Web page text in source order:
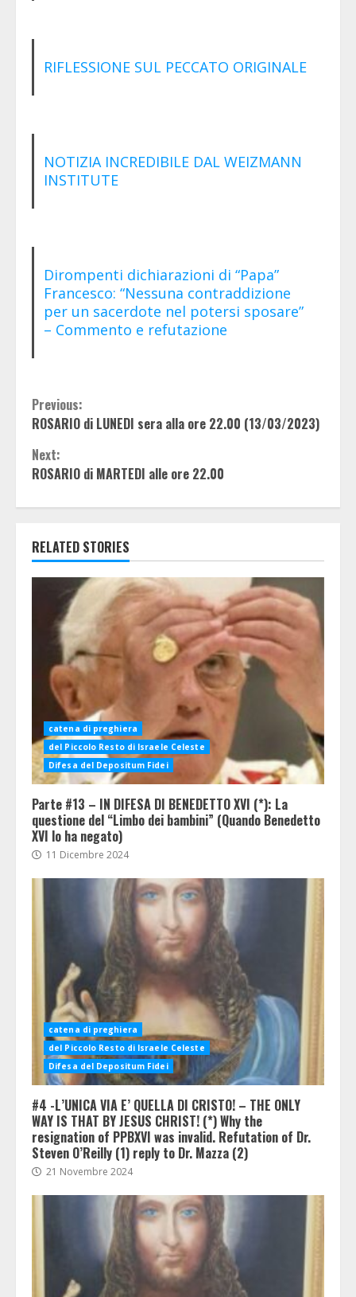
RIFLESSIONE SUL PECCATO ORIGINALE
NOTIZIA INCREDIBILE DAL WEIZMANN
INSTITUTE
Dirompenti dichiarazioni di “Papa”
Francesco: “Nessuna contraddizione
per un sacerdote nel potersi sposare”
– Commento e refutazione
Continue
Reading
Previous:
ROSARIO di LUNEDI sera alla ore 22.00 (13/03/2023)
Next:
ROSARIO di MARTEDI alle ore 22.00
RELATED STORIES
catena di preghiera
del Piccolo Resto di Israele Celeste
Difesa del Depositum Fidei
Parte #13 – IN DIFESA DI BENEDETTO XVI (*): La
questione del “Limbo dei bambini” (Quando Benedetto
XVI lo ha negato)
11 Dicembre 2024
catena di preghiera
del Piccolo Resto di Israele Celeste
Difesa del Depositum Fidei
#4 -L’UNICA VIA E’ QUELLA DI CRISTO! – THE ONLY
WAY IS THAT BY JESUS CHRIST! (*) Why the
resignation of PPBXVI was invalid. Refutation of Dr.
Steven O’Reilly (1) reply to Dr. Mazza (2)
21 Novembre 2024